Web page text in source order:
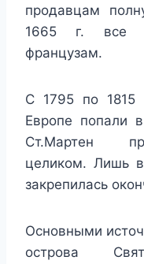
продавцам
1665 г. все
французам.
С 1795 по 1815
Европе попали
Ст.Мартен
целиком. Лишь
закрепилась
Основными
острова